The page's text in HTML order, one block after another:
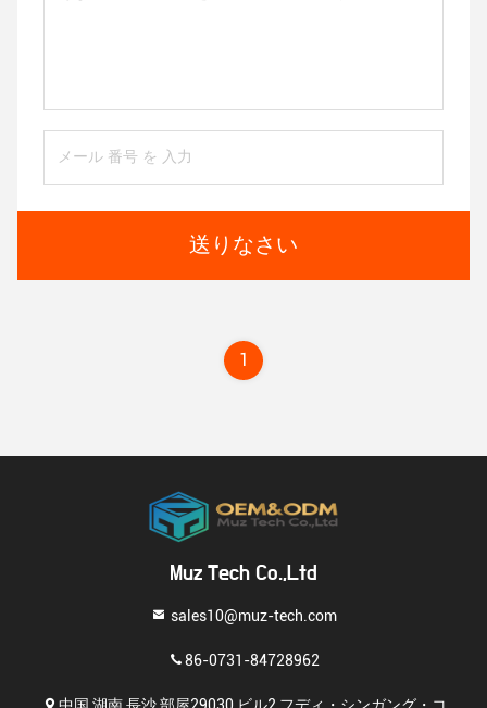
送りなさい
1
Muz Tech Co.,Ltd
sales10@muz-tech.com
86-0731-84728962